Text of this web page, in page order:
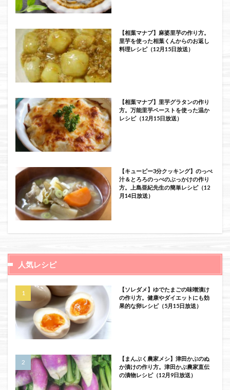
【相葉マナブ】麻婆里芋の作り方。
里芋を使った相葉くんからのお返し
料理レシピ（12月15日放送）
【相葉マナブ】里芋グラタンの作り
方。万能里芋ペーストを使った温か
レシピ（12月15日放送）
【キューピー3分クッキング】のっぺ
汁＆とろろのっぺのぶっかけの作り
方。上島亜紀先生の簡単レシピ（12
月14日放送）
人気レシピ
【ソレダメ】ゆでたまごの味噌漬け
の作り方。健康やダイエットにも効
果的な卵レシピ（5月15日放送）
【まんぷく農家メシ】津田かぶのぬ
か漬けの作り方。津田かぶ農家直伝
の漬物レシピ（12月9日放送）